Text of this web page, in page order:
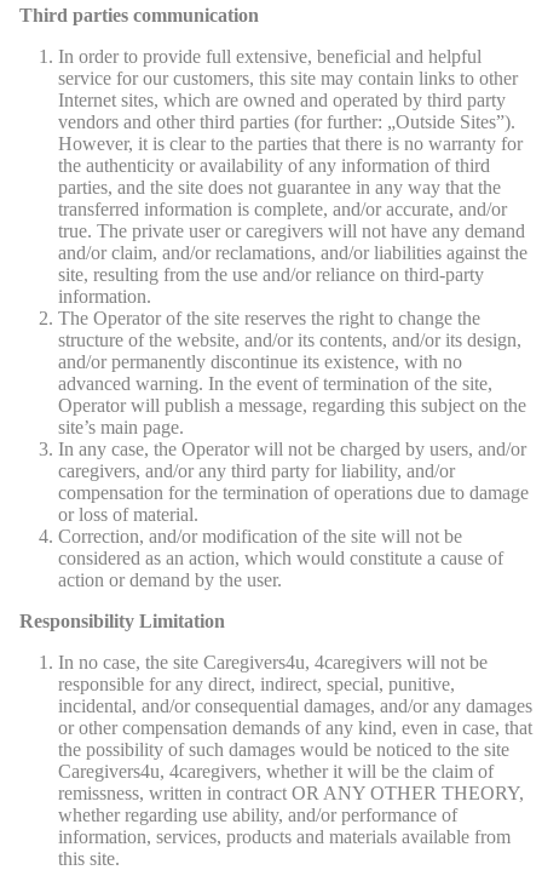
Third parties communication
In order to provide full extensive, beneficial and helpful
service for our customers, this site may contain links to other
Internet sites, which are owned and operated by third party
vendors and other third parties (for further: „Outside Sites”).
However, it is clear to the parties that there is no warranty for
the authenticity or availability of any information of third
parties, and the site does not guarantee in any way that the
transferred information is complete, and/or accurate, and/or
true. The private user or caregivers will not have any demand
and/or claim, and/or reclamations, and/or liabilities against the
site, resulting from the use and/or reliance on third-party
information.
The Operator of the site reserves the right to change the
structure of the website, and/or its contents, and/or its design,
and/or permanently discontinue its existence, with no
advanced warning. In the event of termination of the site,
Operator will publish a message, regarding this subject on the
site’s main page.
In any case, the Operator will not be charged by users, and/or
caregivers, and/or any third party for liability, and/or
compensation for the termination of operations due to damage
or loss of material.
Correction, and/or modification of the site will not be
considered as an action, which would constitute a cause of
action or demand by the user.
Responsibility Limitation
In no case, the site Caregivers4u, 4caregivers will not be
responsible for any direct, indirect, special, punitive,
incidental, and/or consequential damages, and/or any damages
or other compensation demands of any kind, even in case, that
the possibility of such damages would be noticed to the site
Caregivers4u, 4caregivers, whether it will be the claim of
remissness, written in contract OR ANY OTHER THEORY,
whether regarding use ability, and/or performance of
information, services, products and materials available from
this site.